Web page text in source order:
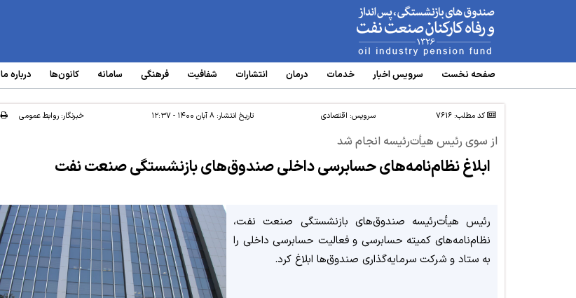
www.oipf.ir
صفحه نخست سرویس‌ اخبار خدمات درمان انتشارات شفافیت فرهنگی سامانه‌ کانون‌ها درباره ما
کد مطلب: 7616 سرویس: اقتصادی تاریخ انتشار: ۸ آبان ۱۴۰۰ - ۱۲:۳۷ خبرنگار: روابط عمومی
از سوی رئیس هیأت‌رئیسه انجام شد
ابلاغ نظام‌نامه‌های حسابرسی داخلی صندوق‌های بازنشستگی صنعت نفت
رئیس هیأت‌رئیسه صندوق‌های بازنشستگی صنعت نفت،
نظام‌نامه‌های کمیته حسابرسی و فعالیت حسابرسی داخلی را
به ستاد و شرکت سرمایه‌گذاری صندوق‌ها ابلاغ کرد.